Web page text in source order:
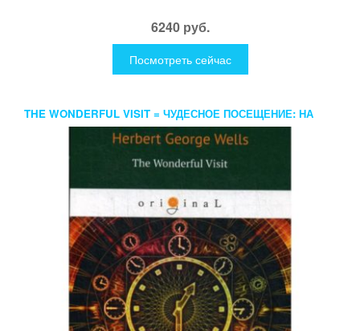
6240 руб.
Посмотреть сейчас
THE WONDERFUL VISIT = ЧУДЕСНОЕ ПОСЕЩЕНИЕ: НА
АНГЛ.ЯЗ. WELLS H.G.